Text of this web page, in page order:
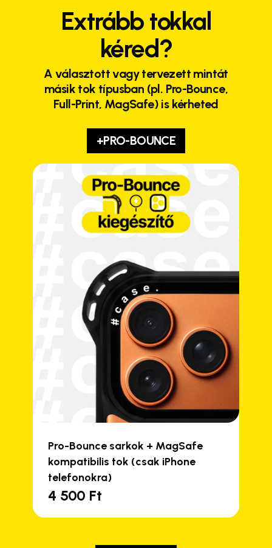
Extrább tokkal
kéred?
A választott vagy tervezett mintát
másik tok típusban (pl. Pro-Bounce,
Full-Print, MagSafe) is kérheted
+PRO-BOUNCE
Pro-Bounce sarkok + MagSafe
kompatibilis tok (csak iPhone
telefonokra)
4 500 Ft